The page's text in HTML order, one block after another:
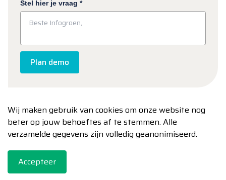
Stel hier je vraag *
Plan demo
@2026 Clean-Vision. Alle rechten voorbehouden.
Systeemeisen
Wij maken gebruik van cookies om onze website nog
beter op jouw behoeftes af te stemmen. Alle
verzamelde gegevens zijn volledig geanonimiseerd.
Accepteer